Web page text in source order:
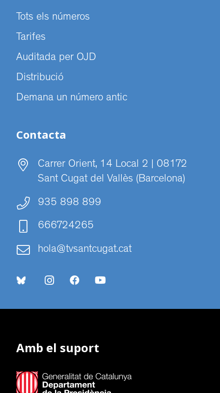
Tots els números
Tarifes
Auditada per OJD
Distribució
Demana un número antic
Contacta
Carrer Orient, 14 Local 2 | 08172
Sant Cugat del Vallès (Barcelona)
935 898 899
666724265
hola@tvsantcugat.cat
Amb el suport